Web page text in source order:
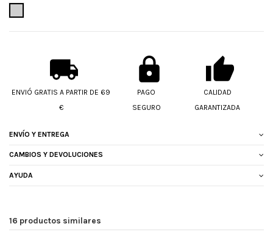
ENVIÓ GRATIS A PARTIR DE 69
€
PAGO
SEGURO
CALIDAD
GARANTIZADA
ENVÍO Y ENTREGA
CAMBIOS Y DEVOLUCIONES
AYUDA
16 productos similares